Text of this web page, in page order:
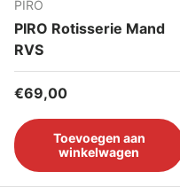
PIRO
PIRO Rotisserie Mand
RVS
Reguliere prijs
€69,00
Toevoegen aan
winkelwagen